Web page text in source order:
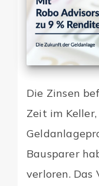
Die Zinsen
Zeit im
Bausparer
verloren. Das